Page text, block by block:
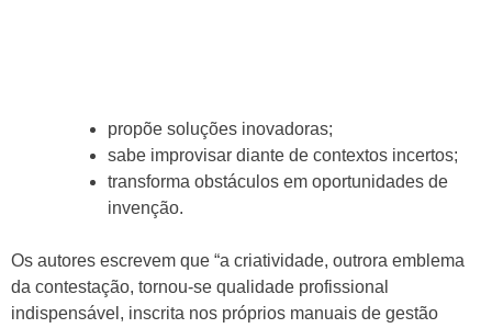
propõe soluções inovadoras;
sabe improvisar diante de contextos incertos;
transforma obstáculos em oportunidades de
invenção.
Os autores escrevem que “a criatividade, outrora emblema
da contestação, tornou-se qualidade profissional
indispensável, inscrita nos próprios manuais de gestão